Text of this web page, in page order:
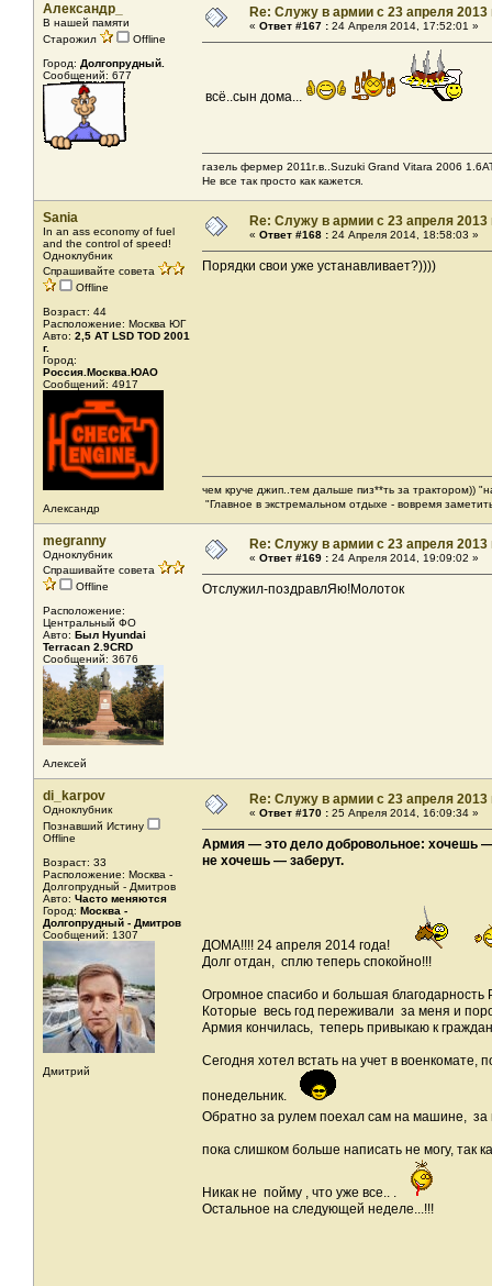
Александр_
В нашей памяти
Старожил
Offline
Город: Долгопрудный.
Сообщений: 677
Re: Служу в армии с 23 апреля 2013
« Ответ #167 : 24 Апреля 2014, 17:52:01 »
всё..сын дома...
газель фермер 2011г.в..Suzuki Grand Vitara 2006
Не все так просто как кажется.
Sania
In an ass economy of fuel
and the control of speed!
Одноклубник
Спрашивайте совета
Offline
Возраст: 44
Расположение: Москва ЮГ
Авто: 2,5 АТ LSD TOD 2001
г.
Город:
Россия.Москва.ЮАО
Сообщений: 4917
Александр
Re: Служу в армии с 23 апреля 2013
« Ответ #168 : 24 Апреля 2014, 18:58:03 »
Порядки свои уже устанавливает?))))
чем круче джип..тем дальше пиз**ть за трактором))
"Главное в экстремальном отдыхе - вовремя
megranny
Одноклубник
Спрашивайте совета
Offline
Расположение:
Центральный ФО
Авто: Был Hyundai
Terracan 2.9CRD
Сообщений: 3676
Алексей
Re: Служу в армии с 23 апреля 2013
« Ответ #169 : 24 Апреля 2014, 19:09:02 »
Отслужил-поздравлЯю!Молоток
di_karpov
Одноклубник
Познавший Истину
Offline
Возраст: 33
Расположение: Москва -
Долгопрудный - Дмитров
Авто: Часто меняются
Город: Москва -
Долгопрудный - Дмитров
Сообщений: 1307
Дмитрий
Re: Служу в армии с 23 апреля 2013
« Ответ #170 : 25 Апреля 2014, 16:09:34 »
Армия — это дело добровольное: хочешь
не хочешь — заберут.
ДОМА!!!! 24 апреля 2014 года!
Долг отдан, сплю теперь спокойно!!!
Огромное спасибо и большая благодарность
Которые весь год переживали за меня и
Армия кончилась, теперь привыкаю к
Сегодня хотел встать на учет в военкомате,
понедельник.
Обратно за рулем поехал сам на машине,
пока слишком больше написать не могу, так
Никак не пойму , что уже все.. .
Остальное на следующей неделе...!!!